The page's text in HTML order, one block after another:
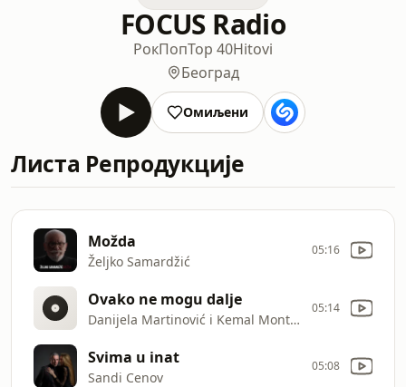
FOCUS Radio
РокПопTop 40Hitovi
Београд
Омиљени
Листа Репродукције
Možda
Željko Samardžić
05:16
Ovako ne mogu dalje
Danijela Martinović i Kemal Monteno
05:14
Svima u inat
Sandi Cenov
05:08